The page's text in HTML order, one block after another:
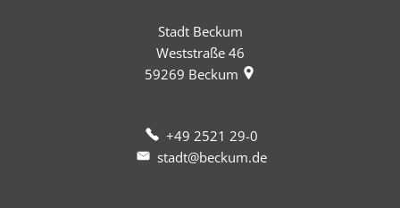
Stadt Beckum
Weststraße 46
59269 Beckum
+49 2521 29-0
stadt@beckum.de